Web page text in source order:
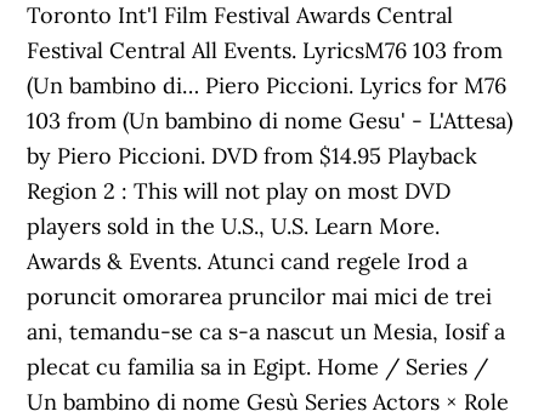
Toronto Int'l Film Festival Awards Central
Festival Central All Events. LyricsM76 103 from
(Un bambino di… Piero Piccioni. Lyrics for M76
103 from (Un bambino di nome Gesu' - L'Attesa)
by Piero Piccioni. DVD from $14.95 Playback
Region 2 : This will not play on most DVD
players sold in the U.S., U.S. Learn More.
Awards & Events. Atunci cand regele Irod a
poruncit omorarea pruncilor mai mici de trei
ani, temandu-se ca s-a nascut un Mesia, Iosif a
plecat cu familia sa in Egipt. Home / Series /
Un bambino di nome Gesù Series Actors × Role